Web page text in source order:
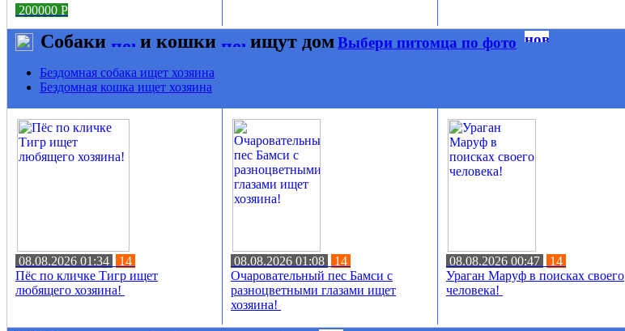
200000 Р
Собаки и кошки ищут домВыбери питомца по фото
Бездомная собака ищет хозяина
Бездомная кошка ищет хозяина
08.08.2026 01:34
14
Пёс по кличке Тигр ищет
любящего хозяина!
08.08.2026 01:08
14
Очаровательный пес Бамси с
разноцветными глазами ищет
хозяина!
08.08.2026 00:47
14
Ураган Маруф в поисках своего
человека!